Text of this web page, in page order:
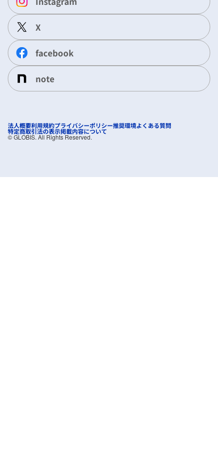
X
facebook
note
法人概要利用規約プライバシーポリシー推奨環境よくある質問
特定商取引法の表示掲載内容について
©︎ GLOBIS. All Rights Reserved.